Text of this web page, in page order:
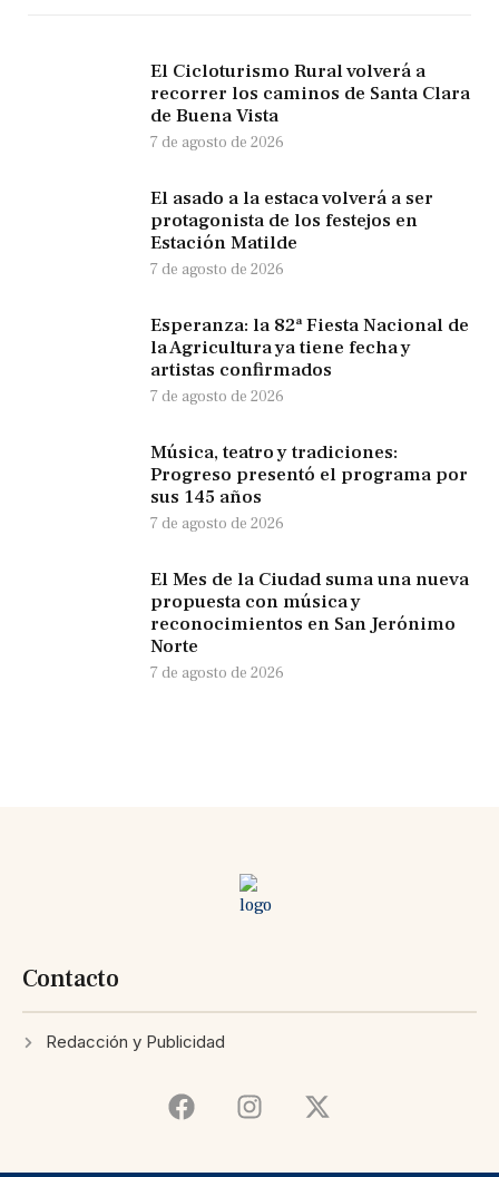
El Cicloturismo Rural volverá a
recorrer los caminos de Santa Clara
de Buena Vista
7 de agosto de 2026
El asado a la estaca volverá a ser
protagonista de los festejos en
Estación Matilde
7 de agosto de 2026
Esperanza: la 82ª Fiesta Nacional de
la Agricultura ya tiene fecha y
artistas confirmados
7 de agosto de 2026
Música, teatro y tradiciones:
Progreso presentó el programa por
sus 145 años
7 de agosto de 2026
El Mes de la Ciudad suma una nueva
propuesta con música y
reconocimientos en San Jerónimo
Norte
7 de agosto de 2026
Contacto
Redacción y Publicidad